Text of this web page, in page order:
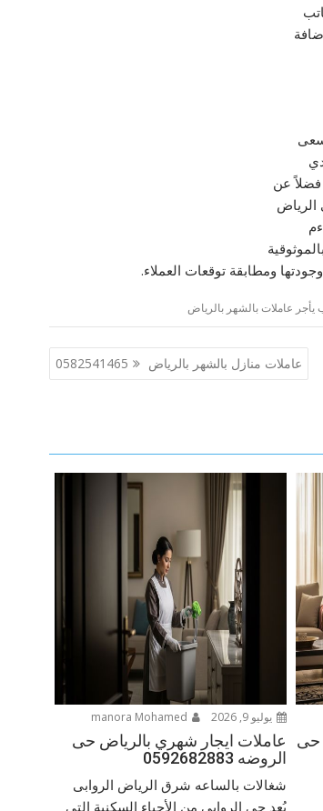
فضلاً عن
الرياض
ومطابقة توقعات العملاء.
يأجر عاملات بالشهر بالرياض
عاملات منازل بالشهر بالرياض 0582541465
حى
يوليو 9, 2026
عاملات ايجار شهري بالرياض حى
الروضه 0592682883
شغالات بالساعه شرق الرياض الروابى
يُعد حي الروابي من الأحياء السكنية التي